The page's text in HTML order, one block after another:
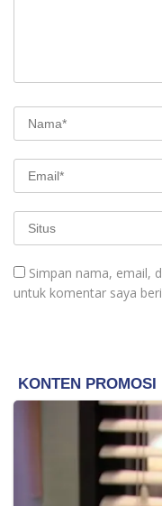
Simpan nama, email,
untuk komentar saya